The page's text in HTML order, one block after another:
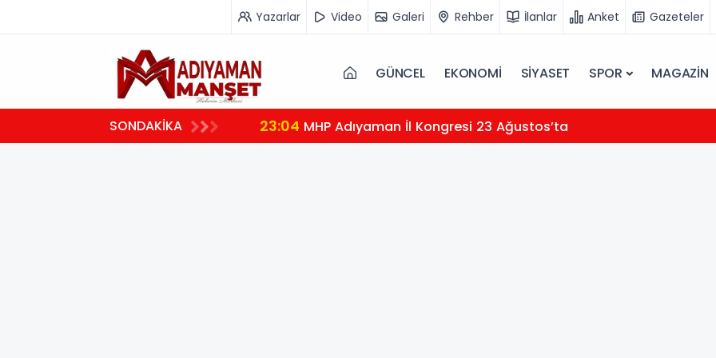
Yazarlar Video Galeri Rehber İlanlar Anket Gazeteler
GÜNCEL EKONOMİ SİYASET SPOR MAGAZİN
SONDAKİKA 23:04 MHP Adıyaman İl Kongresi 23 Ağustos’ta